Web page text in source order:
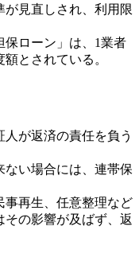
見直しされ、利用限
保ローン」は、1業者
とされている。
が返済の責任を負う
い場合には、連帯保
事再生、任意整理など
の影響が及ばず、返